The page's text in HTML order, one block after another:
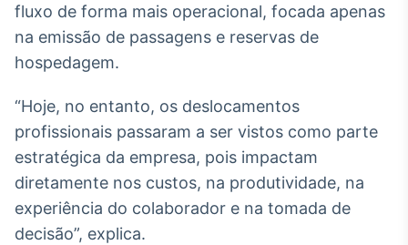
Monitoramento
inteligente de
notícias e
Broadcast
A melhor
plataforma para
analisar fundos
de investimento
no Brasil
fluxo de forma mais operacional, focada apenas
na emissão de passagens e reservas de
hospedagem.
“Hoje, no entanto, os deslocamentos
profissionais passaram a ser vistos como parte
estratégica da empresa, pois impactam
diretamente nos custos, na produtividade, na
experiência do colaborador e na tomada de
decisão”, explica.